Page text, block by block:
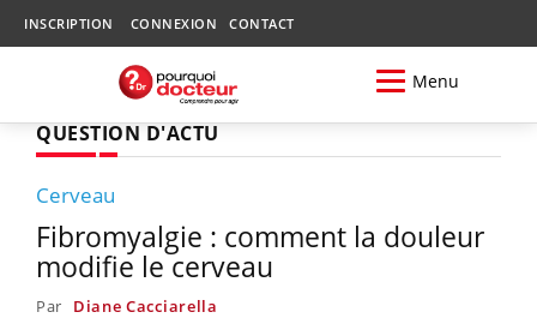
INSCRIPTION CONNEXION CONTACT
Menu
QUESTION D'ACTU
Cerveau
Fibromyalgie : comment la douleur
modifie le cerveau
Par Diane Cacciarella